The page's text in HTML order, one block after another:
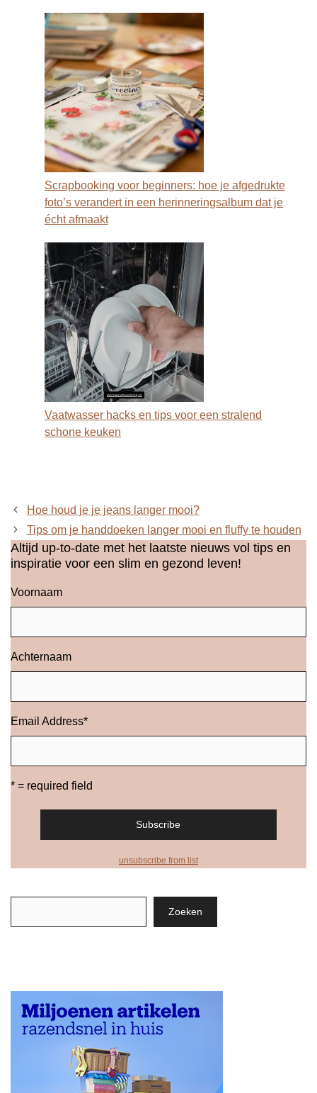
Scrapbooking voor beginners: hoe je afgedrukte
foto’s verandert in een herinneringsalbum dat je
écht afmaakt
Vaatwasser hacks en tips voor een stralend
schone keuken
Hoe houd je je jeans langer mooi?
Tips om je handdoeken langer mooi en fluffy te houden
Altijd up-to-date met het laatste nieuws vol tips en
inspiratie voor een slim en gezond leven!
Voornaam
Achternaam
Email Address*
* = required field
unsubscribe from list
Zoeken